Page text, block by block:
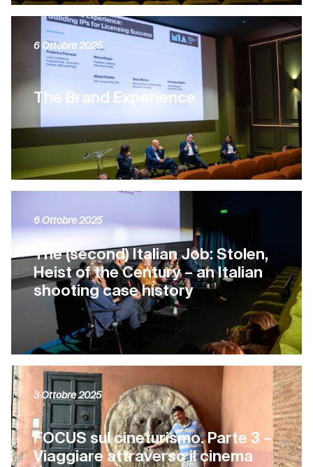
The Brand Experience
6 Ottobre 2025
The (second) Italian Job: Stolen,
Heist of the Century – an Italian
shooting case history
6 Ottobre 2025
FOCUS sul cineturismo. Parte 3 –
Viaggiare attraverso il cinema
3 Ottobre 2025